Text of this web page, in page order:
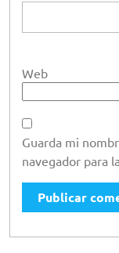
Web
Guarda mi
navegador para